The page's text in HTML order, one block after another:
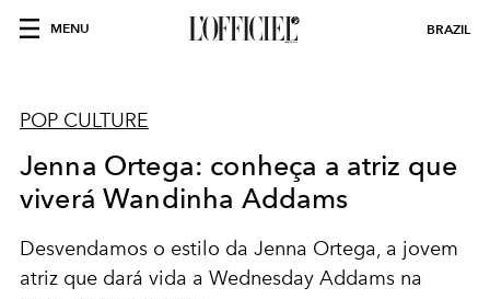
MENU BRAZIL
POP CULTURE
Jenna Ortega: conheça a atriz que
viverá Wandinha Addams
Desvendamos o estilo da Jenna Ortega, a jovem
atriz que dará vida a Wednesday Addams na